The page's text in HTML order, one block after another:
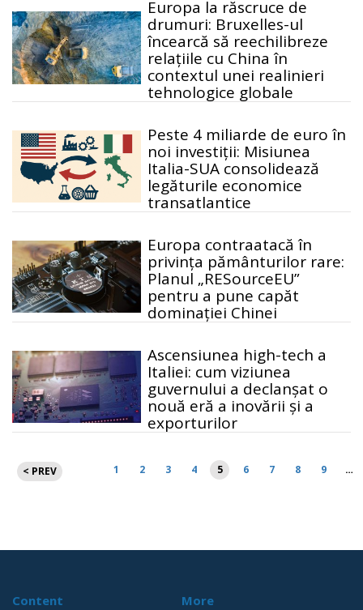
Europa la răscruce de
drumuri: Bruxelles-ul
încearcă să reechilibreze
relațiile cu China în
contextul unei realinieri
tehnologice globale
Peste 4 miliarde de euro în
noi investiții: Misiunea
Italia-SUA consolidează
legăturile economice
transatlantice
Europa contraatacă în
privința pământurilor rare:
Planul „RESourceEU”
pentru a pune capăt
dominației Chinei
Ascensiunea high-tech a
Italiei: cum viziunea
guvernului a declanșat o
nouă eră a inovării și a
exporturilor
Paginație
articole
< PREV 1 2 3 4 5 6 7 8 9 …
Content
More